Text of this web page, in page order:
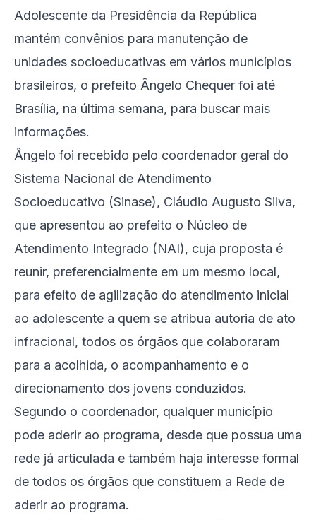
Adolescente da Presidência da República
mantém convênios para manutenção de
unidades socioeducativas em vários municípios
brasileiros, o prefeito Ângelo Chequer foi até
Brasília, na última semana, para buscar mais
informações.
Ângelo foi recebido pelo coordenador geral do
Sistema Nacional de Atendimento
Socioeducativo (Sinase), Cláudio Augusto Silva,
que apresentou ao prefeito o Núcleo de
Atendimento Integrado (NAI), cuja proposta é
reunir, preferencialmente em um mesmo local,
para efeito de agilização do atendimento inicial
ao adolescente a quem se atribua autoria de ato
infracional, todos os órgãos que colaboraram
para a acolhida, o acompanhamento e o
direcionamento dos jovens conduzidos.
Segundo o coordenador, qualquer município
pode aderir ao programa, desde que possua uma
rede já articulada e também haja interesse formal
de todos os órgãos que constituem a Rede de
aderir ao programa.